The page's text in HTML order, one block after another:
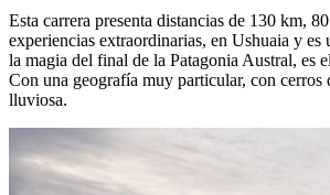
Esta carrera presenta distancias de 130 km,
experiencias extraordinarias, en Ushuaia y
la magia del final de la Patagonia Austral, es
Con una geografía muy particular, con cerros
lluviosa.